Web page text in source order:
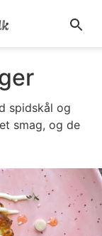
spidskål og
smag, og de